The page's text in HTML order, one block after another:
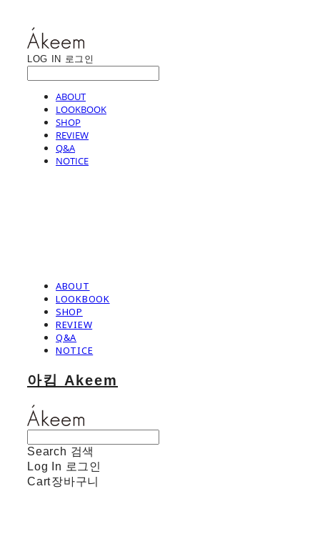
LOG IN 로그인
ABOUT
LOOKBOOK
SHOP
REVIEW
Q&A
NOTICE
ABOUT
LOOKBOOK
SHOP
REVIEW
Q&A
NOTICE
아킴 Akeem
Search 검색
Log In 로그인
Cart장바구니